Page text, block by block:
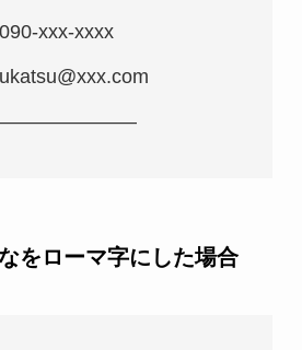
xxx-xxxx
をローマ字にした場合